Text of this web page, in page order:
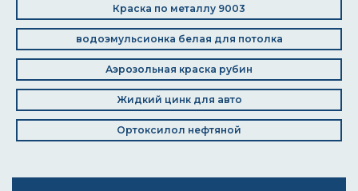
Краска по металлу 9003
водоэмульсионка белая для потолка
Аэрозольная краска рубин
Жидкий цинк для авто
Ортоксилол нефтяной